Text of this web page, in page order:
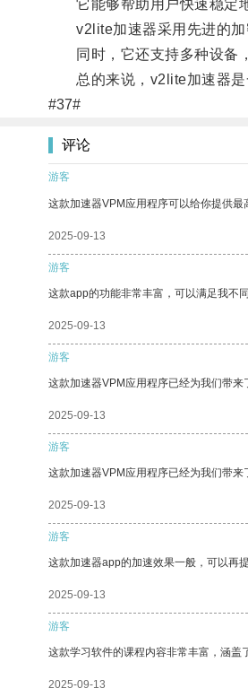
它能够帮助用户快速稳定地
v2lite加速器采用先进的加
同时，它还支持多种设备，
总的来说，v2lite加速器是
#37#
评论
游客
这款加速器VPM应用程序可以给你提供最
2025-09-13
游客
这款app的功能非常丰富，可以满足我不
2025-09-13
游客
这款加速器VPM应用程序已经为我们带来
2025-09-13
游客
这款加速器VPM应用程序已经为我们带来
2025-09-13
游客
这款加速器app的加速效果一般，可以再
2025-09-13
游客
这款学习软件的课程内容非常丰富，涵盖
2025-09-13